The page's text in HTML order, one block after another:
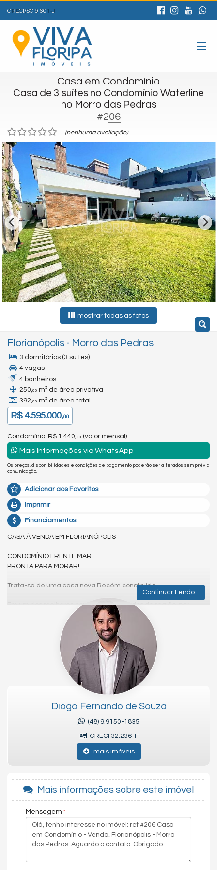
CRECI/SC 9.601-J
Casa em Condomínio
Casa de 3 suítes no Condomínio Waterline
no Morro das Pedras
#206
(nenhuma avaliação)
mostrar todas as fotos
Florianópolis - Morro das Pedras
3 dormitórios (3 suítes)
4 vagas
4 banheiros
250,00 m² de área privativa
392,00 m² de área total
R$ 4.595.000,00
Condomínio: R$ 1.440,00 (valor mensal)
Mais Informações via WhatsApp
Os preços, disponibilidades e condições de pagamento poderão ser alterados sem prévia
comunicação.
Adicionar aos Favoritos
Imprimir
Financiamentos
CASA À VENDA EM FLORIANÓPOLIS
CONDOMÍNIO FRENTE MAR.
PRONTA PARA MORAR!
Trata-se de uma casa nova Recém construída.
Em um dos melhores condomínio fechados da região, por
proporcionar segurança, bem estar e qualidade de vida aos
O CONDOMÍNIO é pé na areia e de frente para o mar.
E possui sistema de monitoramento por câmeras, portaria 24
horas, cabeamento estruturado e subterrâneo de energia,
Playgroud, gramado, quadra de beachtennis e o principal:
ACESSO EXCLUSIVO E PRIVATIVO PARA A PRAIA.
A casa possuí 250 metros quadrados de área construída,
3 SUÍTES: sendo duas suítes com 30m² no pavimento superior e
Hall de entrada, lavabo, despensa, lavanderia, cozinha
integrada ao living e uma varanda gourmet com churrasqueira
São duas vagas de garagem livres e cobertas.
A construção foi entregue recentemente, o padrão construtivo
é excelente e acabamentos de muita qualidade.
IMÓVEL COM ESCRITURA PÚBLICA. MATRICULA
INDIVIDUALIZADA. HABITE-SE, OU SEJA, É PASSÍVEL DE
FINANCIAMENTO BANCÁRIO.
Continuar Lendo...
Diogo Fernando de Souza
(48) 9.9150-1835
CRECI 32.236-F
mais imóveis
Mais informações sobre este imóvel
Mensagem